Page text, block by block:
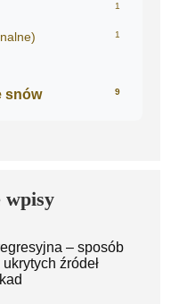
1
1
snów 9
wpisy
– sposób
źródeł